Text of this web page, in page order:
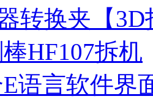
转换夹【3D
HF107拆机
语言软件界